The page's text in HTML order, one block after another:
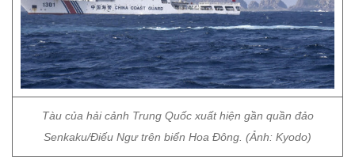
Tàu của hải cảnh Trung Quốc xuất hiện gần quần đảo
Senkaku/Điếu Ngư trên biển Hoa Đông. (Ảnh: Kyodo)